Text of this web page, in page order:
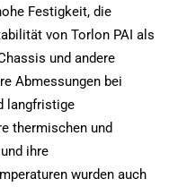
Festigkeit, die
von Torlon PAI als
und andere
Abmessungen bei
langfristige
thermischen und
ihre
wurden auch